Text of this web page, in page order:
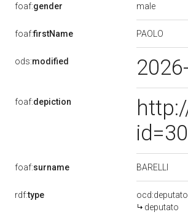
foaf:gender male
foaf:firstName PAOLO
ods:modified
foaf:depiction
foaf:surname BARELLI
rdf:type
ocd:deputato
deputato